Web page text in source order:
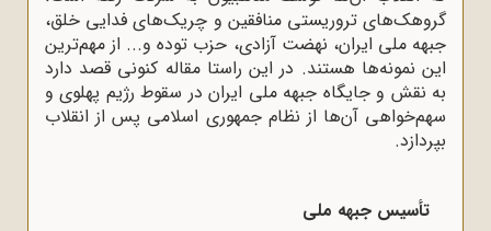
گروهک‌های تروریستی منافقین و چریک‌های فدایی خلق،
جبهه ملی ایران، نهضت آزادی، حزب توده و... از مهم‌ترین
این نمونه‌ها هستند. در این راستا مقاله کنونی قصد دارد
به نقش و جایگاه جبهه ملی ایران در سقوط رژیم پهلوی و
سهم‌خواهی آن‌ها از نظام جمهوری اسلامی پس از انقلاب
بپردازد.
تأسیس جبهه ملی